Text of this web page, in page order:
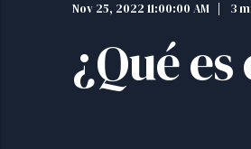
Nov 25, 2022 11:00:00 AM 3
¿Qué